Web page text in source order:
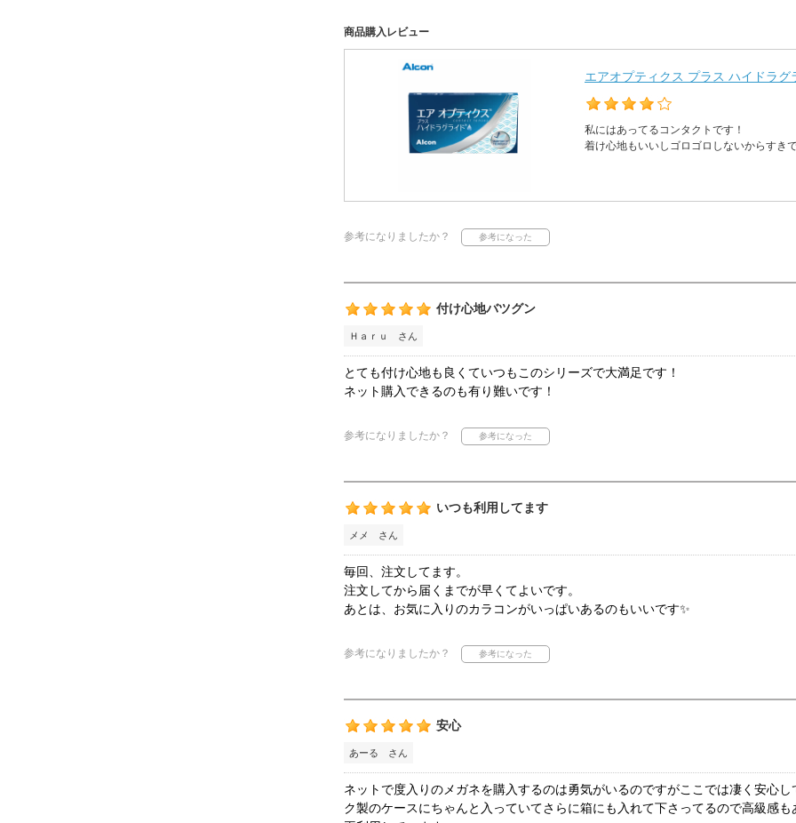
商品購入レビュー
エアオプティクス プラス ハイドラグ
私にはあってるコンタクトです！
着け心地もいいしゴロゴロしないからすき
参考になりましたか？
付け心地バツグン
Ｈａｒｕ さん
とても付け心地も良くていつもこのシリーズで大満足です！
ネット購入できるのも有り難いです！
参考になりましたか？
いつも利用してます
メメ さん
毎回、注文してます。
注文してから届くまでが早くてよいです。
あとは、お気に入りのカラコンがいっぱいあるのもいいです✨
参考になりましたか？
安心
あーる さん
ネットで度入りのメガネを購入するのは勇気がいるのですがここでは凄く安心
ク製のケースにちゃんと入っていてさらに箱にも入れて下さってるので高級感